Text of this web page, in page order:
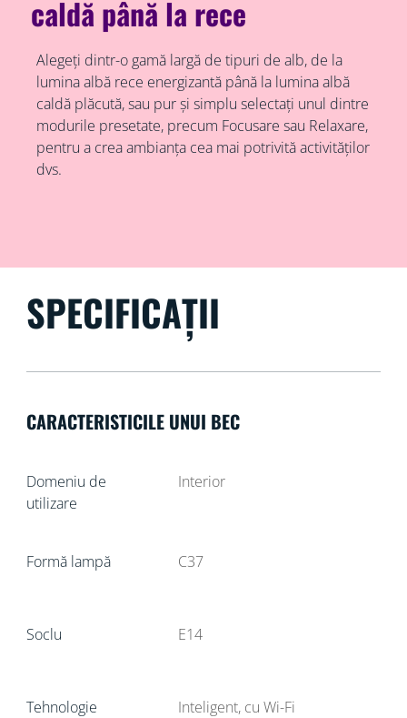
caldă până la rece
Alegeți dintr-o gamă largă de tipuri de alb, de la
lumina albă rece energizantă până la lumina albă
caldă plăcută, sau pur și simplu selectați unul dintre
modurile presetate, precum Focusare sau Relaxare,
pentru a crea ambianța cea mai potrivită activităților
dvs.
SPECIFICAȚII
CARACTERISTICILE UNUI BEC
Domeniu de
utilizare
Interior
Formă lampă C37
Soclu E14
Tehnologie Inteligent, cu Wi-Fi